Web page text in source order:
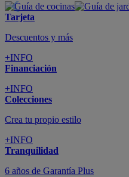
Tarjeta
Descuentos y más
+INFO
Financiación
+INFO
Colecciones
Crea tu propio estilo
+INFO
Tranquilidad
6 años de Garantía Plus